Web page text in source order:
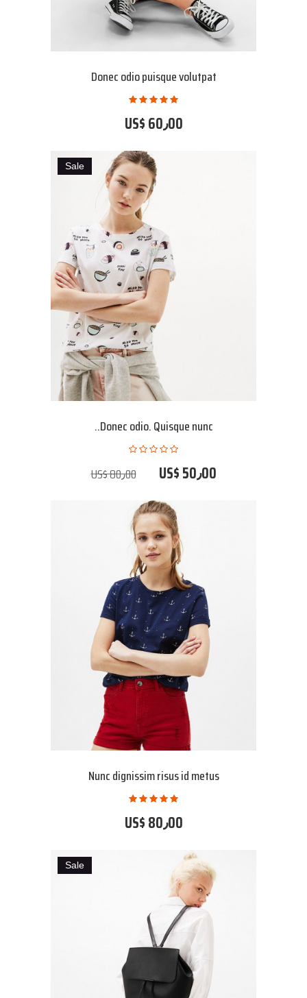
Donec odio puisque volutpat
US$ 60٫00
Sale
Donec odio. Quisque nunc..
US$ 50٫00 US$ 80٫00
Nunc dignissim risus id metus
US$ 80٫00
Sale